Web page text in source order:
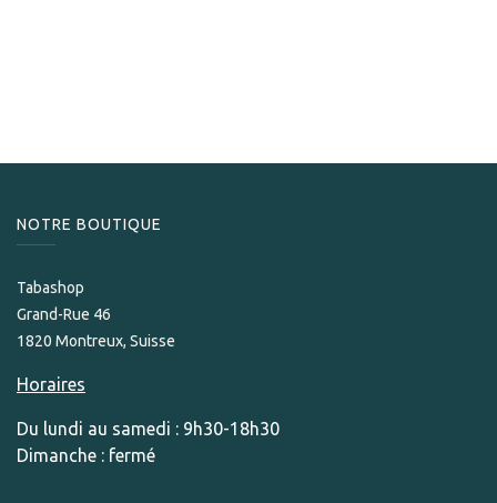
NOTRE BOUTIQUE
Tabashop
Grand-Rue 46
1820 Montreux, Suisse
Horaires
Du lundi au samedi : 9h30-18h30
Dimanche : fermé